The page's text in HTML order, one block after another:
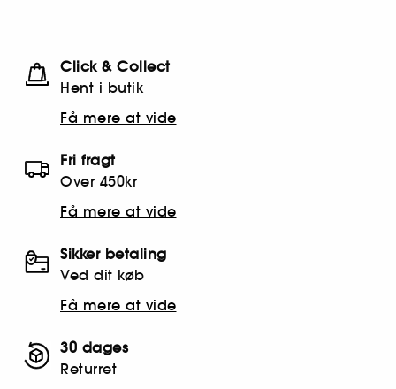
Click & Collect
Hent i butik
Få mere at vide
Fri fragt
Over 450kr
Få mere at vide
Sikker betaling
Ved dit køb
Få mere at vide
30 dages
Returret